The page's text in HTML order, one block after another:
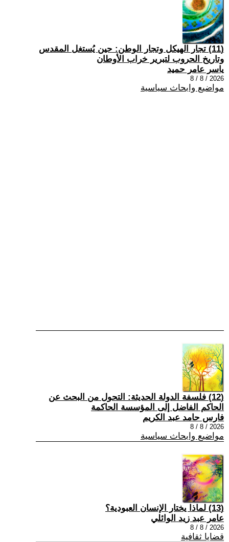
(11) تجار الهيكل وتجار الوطن: حين يُستغل المقدس
وتاريخ الحروب لتبرير خراب الأوطان
ياسر عامر حميد
2026 / 8 / 8
مواضيع وابحاث سياسية
(12) فلسفة الدولة الحديثة: التحول من البحث عن
الحاكم الفاضل إلى المؤسسة الحاكمة
فارس حامد عبد الكريم
2026 / 8 / 8
مواضيع وابحاث سياسية
(13) لماذا يختار الإنسان العبودية؟
عامر عبد زيد الوائلي
2026 / 8 / 8
قضايا ثقافية